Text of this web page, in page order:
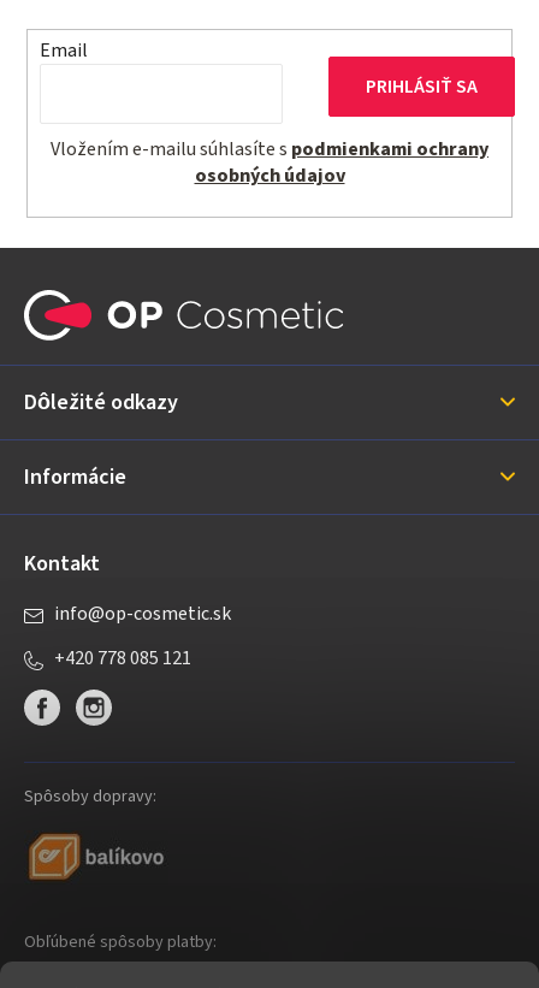
Email
Vložením e-mailu súhlasíte s podmienkami ochrany
osobných údajov
PRIHLÁSIŤ SA
ä
i
Dôležité odkazy
Informácie
Kontakt
info@op-cosmetic.sk
+420 778 085 121
Spôsoby dopravy:
Obľúbené spôsoby platby: